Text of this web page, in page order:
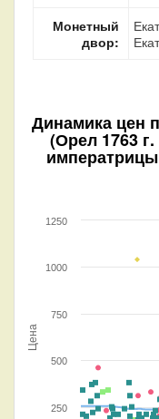
Монетный
двор:
Динамика цен
(Орел 1763
Цена
250
500
750
1000
1250